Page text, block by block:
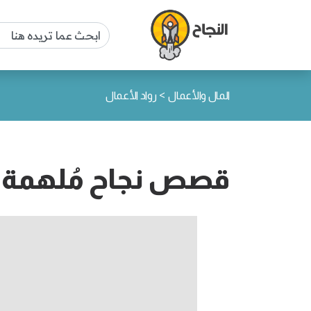
المال والأعمال > رواد الأعمال
قصص نجاح مُلهمة لـ 10 من أشهر رواد